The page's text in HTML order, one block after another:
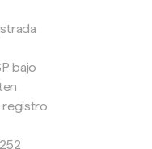
bajo
registro